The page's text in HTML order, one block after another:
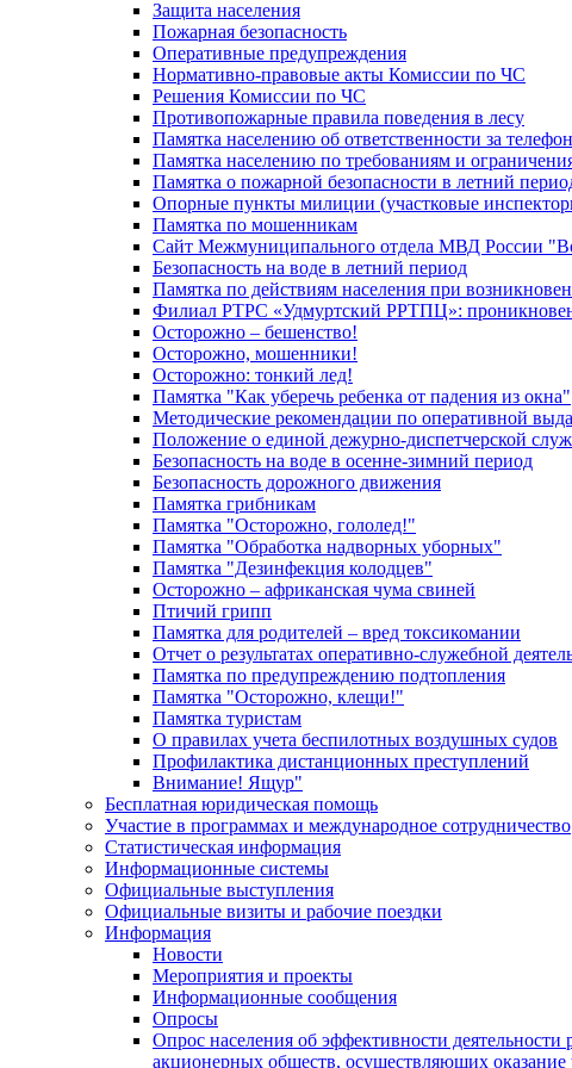
Защита населения
Пожарная безопасность
Оперативные предупреждения
Нормативно-правовые акты Комиссии по ЧС
Решения Комиссии по ЧС
Противопожарные правила поведения в лесу
Памятка населению об ответственности за
Памятка населению по требованиям и
Памятка о пожарной безопасности в летний
Опорные пункты милиции (участковые
Памятка по мошенникам
Сайт Межмуниципального отдела МВД России
Безопасность на воде в летний период
Памятка по действиям населения при
Филиал РТРС «Удмуртский РРТПЦ»:
Осторожно – бешенство!
Осторожно, мошенники!
Осторожно: тонкий лед!
Памятка "Как уберечь ребенка от падения из окна"
Методические рекомендации по оперативной
Положение о единой дежурно-диспетчерской
Безопасность на воде в осенне-зимний период
Безопасность дорожного движения
Памятка грибникам
Памятка "Осторожно, гололед!"
Памятка "Обработка надворных уборных"
Памятка "Дезинфекция колодцев"
Осторожно – африканская чума свиней
Птичий грипп
Памятка для родителей – вред токсикомании
Отчет о результатах оперативно-служебной
Памятка по предупреждению подтопления
Памятка "Осторожно, клещи!"
Памятка туристам
О правилах учета беспилотных воздушных судов
Профилактика дистанционных преступлений
Внимание! Ящур"
Бесплатная юридическая помощь
Участие в программах и международное сотрудничество
Статистическая информация
Информационные системы
Официальные выступления
Официальные визиты и рабочие поездки
Информация
Новости
Мероприятия и проекты
Информационные сообщения
Опросы
Опрос населения об эффективности
акционерных обществ, осуществляющих оказание